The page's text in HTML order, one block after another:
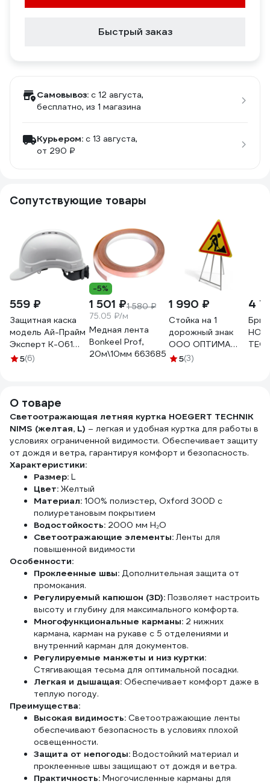
Быстрый заказ
Самовывоз: c 12 августа,
бесплатно, из 1 магазина
Курьером: c 13 августа,
от 290 ₽
Сопутствующие товары
559 ₽
Защитная каска
модель Ай-Прайм
Эксперт К-061
ЕЛАНПЛАСТ белая
крепления РП-04
КАС-061
5(6)
-5%
1 501 ₽1 580 ₽
75.05 ₽/м
Медная лента
Bonkeel Prof,
20м\10мм 663685
1 990 ₽
Стойка на 1
дорожный знак
ООО ОПТИМА
СЕРВИС
5(3)
4
О товаре
Светоотражающая летняя куртка HOEGERT TECHNIK
NIMS (желтая, L) – легкая и удобная куртка для работы в
условиях ограниченной видимости. Обеспечивает защиту
от дождя и ветра, гарантируя комфорт и безопасность.
Характеристики:
Размер: L
Цвет: Желтый
Материал: 100% полиэстер, Oxford 300D с
полиуретановым покрытием
Водостойкость: 2000 мм H₂O
Светоотражающие элементы:Ленты для
повышенной видимости
Особенности:
Проклеенные швы: Дополнительная защита от
промокания.
Регулируемый капюшон (3D): Позволяет настроить
высоту и глубину для максимального комфорта.
Многофункциональные карманы: 2 нижних
кармана, карман на рукаве с 5 отделениями и
внутренний карман для документов.
Регулируемые манжеты и низ куртки:
Стягивающая тесьма для оптимальной посадки.
Легкая и дышащая: Обеспечивает комфорт даже в
теплую погоду.
Преимущества:
Высокая видимость: Светоотражающие ленты
обеспечивают безопасность в условиях плохой
освещенности.
Защита от непогоды: Водостойкий материал и
проклеенные швы защищают от дождя и ветра.
Практичность: Многочисленные карманы для